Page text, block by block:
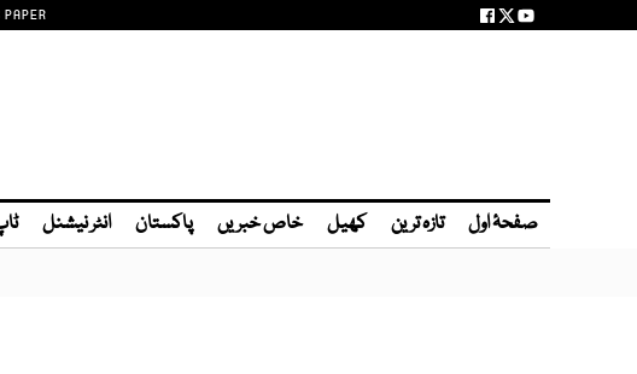
PAPER
صفحۂ اول تازہ ترین کھیل خاص خبریں پاکستان انٹر نیشنل